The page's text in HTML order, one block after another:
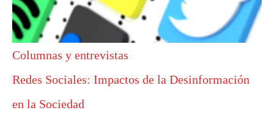
Columnas y entrevistas
Redes Sociales: Impactos de la Desinformación
en la Sociedad